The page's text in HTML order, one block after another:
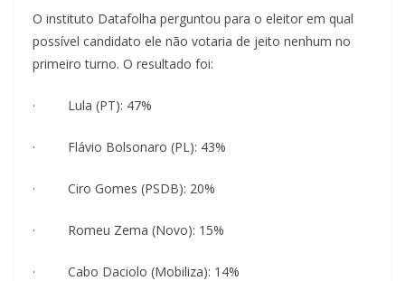
O instituto Datafolha perguntou para o eleitor em qual
possível candidato ele não votaria de jeito nenhum no
primeiro turno. O resultado foi:
· Lula (PT): 47%
· Flávio Bolsonaro (PL): 43%
· Ciro Gomes (PSDB): 20%
· Romeu Zema (Novo): 15%
· Cabo Daciolo (Mobiliza): 14%